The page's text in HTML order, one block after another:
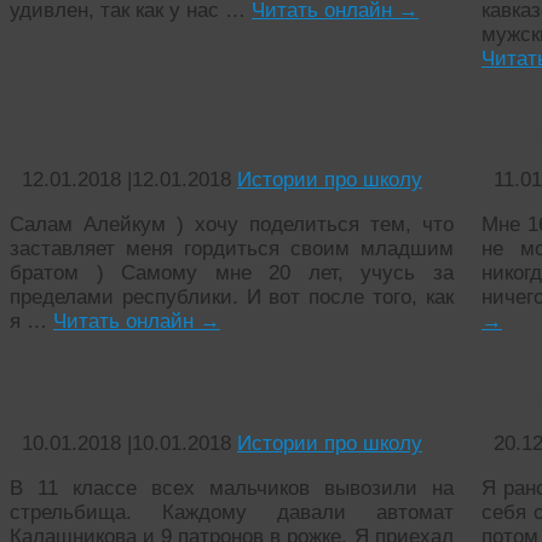
удивлен, так как у нас … Читать онлайн →
12.01.2018 12.01.2018 Истории про школу
Салам Алейкум ) хочу поделиться тем, что
заставляет меня гордиться своим младшим
братом ) Самому мне 20 лет, учусь за
пределами республики. И вот после того, как
я … Читать онлайн →
Мне
не
→
10.01.2018 10.01.2018 Истории про школу
В 11 классе всех мальчиков вывозили на
стрельбища. Каждому давали автомат
Калашникова и 9 патронов в рожке. Я приехал
Я
себя